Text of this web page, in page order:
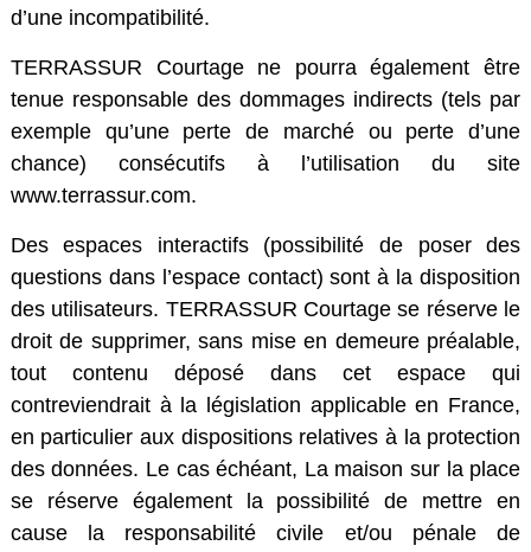
d’une incompatibilité.
TERRASSUR Courtage ne pourra également être
tenue responsable des dommages indirects (tels par
exemple qu’une perte de marché ou perte d’une
chance) consécutifs à l’utilisation du site
www.terrassur.com.
Des espaces interactifs (possibilité de poser des
questions dans l’espace contact) sont à la disposition
des utilisateurs. TERRASSUR Courtage se réserve le
droit de supprimer, sans mise en demeure préalable,
tout contenu déposé dans cet espace qui
contreviendrait à la législation applicable en France,
en particulier aux dispositions relatives à la protection
des données. Le cas échéant, La maison sur la place
se réserve également la possibilité de mettre en
cause la responsabilité civile et/ou pénale de